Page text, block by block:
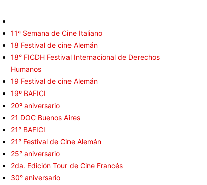
11ª Semana de Cine Italiano
18 Festival de cine Alemán
18° FICDH Festival Internacional de Derechos
Humanos
19 Festival de cine Alemán
19º BAFICI
20º aniversario
21 DOC Buenos Aires
21° BAFICI
21° Festival de Cine Alemán
25° aniversario
2da. Edición Tour de Cine Francés
30° aniversario